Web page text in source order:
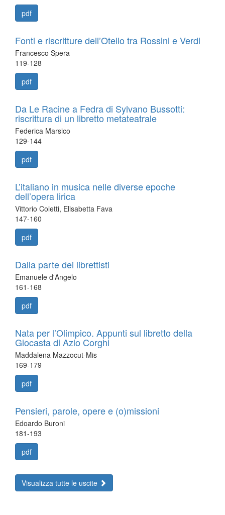
pdf
Fonti e riscritture dell’Otello tra Rossini e Verdi
Francesco Spera
119-128
pdf
Da Le Racine a Fedra di Sylvano Bussotti:
riscrittura di un libretto metateatrale
Federica Marsico
129-144
pdf
L’italiano in musica nelle diverse epoche
dell’opera lirica
Vittorio Coletti, Elisabetta Fava
147-160
pdf
Dalla parte dei librettisti
Emanuele d'Angelo
161-168
pdf
Nata per l’Olimpico. Appunti sul libretto della
Giocasta di Azio Corghi
Maddalena Mazzocut-Mis
169-179
pdf
Pensieri, parole, opere e (o)missioni
Edoardo Buroni
181-193
pdf
Visualizza tutte le uscite